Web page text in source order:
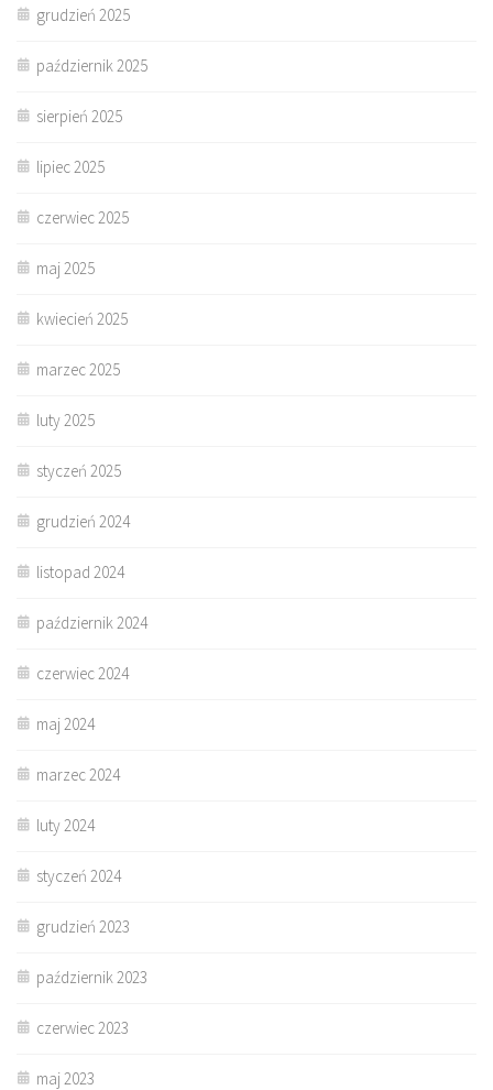
grudzień 2025
październik 2025
sierpień 2025
lipiec 2025
czerwiec 2025
maj 2025
kwiecień 2025
marzec 2025
luty 2025
styczeń 2025
grudzień 2024
listopad 2024
październik 2024
czerwiec 2024
maj 2024
marzec 2024
luty 2024
styczeń 2024
grudzień 2023
październik 2023
czerwiec 2023
maj 2023